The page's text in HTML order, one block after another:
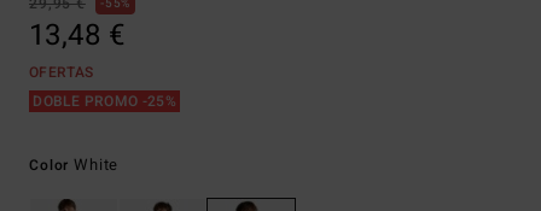
55%
13,48 €
OFERTAS
DOBLE PROMO -25%
ColorWhite